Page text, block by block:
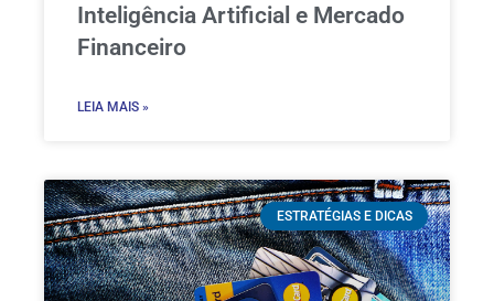
Inteligência Artificial e Mercado
Financeiro
LEIA MAIS »
ESTRATÉGIAS E DICAS